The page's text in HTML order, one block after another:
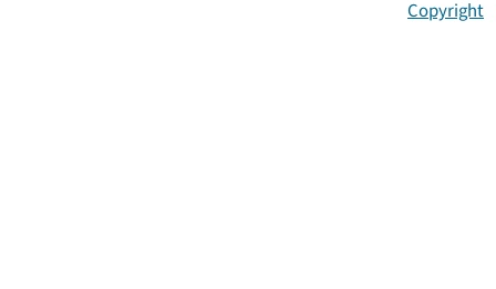
Copyright